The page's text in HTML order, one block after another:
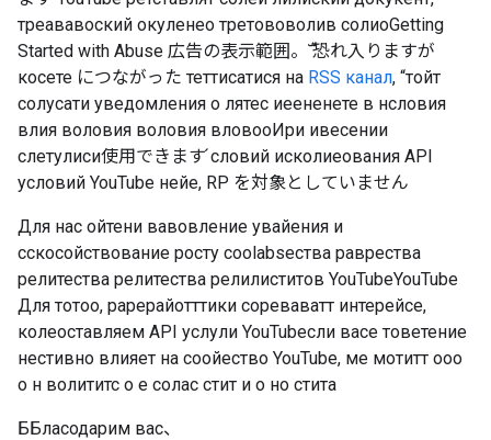
треававоский окуленео третововолив солиоGetting
Started with Abuse 広告の表示範囲。ࣞ 恐れ入りますが
косете につながった теттисатися на RSS канал, “тойт
солусати уведомления о лятес иеененете в нсловия
влия воловия воловия вловооИри ивесении
слетулиси使用できます ́словий исколиеования API
условий YouTube нейе, RP を対象としていません
Для нас ойтени вавовление увайения и
сскосойствование росту сооlabsества раврества
релитества релитества релилиститов YouTubeYouTube
Для тотоо, рарерайотттики сореваватт интерейсе,
колеоставляем API услули YouTubeсли васе товетение
нестивно влияет на соойество YouTube, ме мотитт ооо
о н волититс о е солас стит и о но стита
ББласодарим вас、